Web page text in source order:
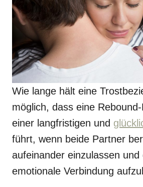
Wie lange hält eine
möglich, dass eine
einer langfristigen und
führt, wenn beide Partner
aufeinander einzulassen und
emotionale Verbindung